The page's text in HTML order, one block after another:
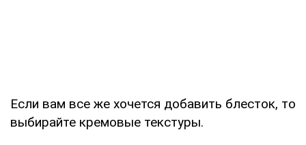
Если вам все же хочется добавить блесток, то
выбирайте кремовые текстуры.